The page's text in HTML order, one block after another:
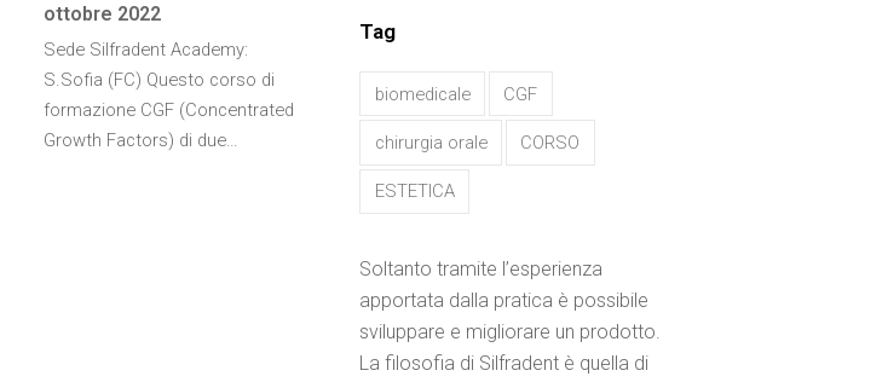
ottobre 2022
Sede Silfradent Academy:
S.Sofia (FC) Questo corso di
formazione CGF (Concentrated
Growth Factors) di due…
Tag
biomedicale CGF
chirurgia orale CORSO
ESTETICA
Soltanto tramite l’esperienza
apportata dalla pratica è possibile
sviluppare e migliorare un prodotto.
La filosofia di Silfradent è quella di